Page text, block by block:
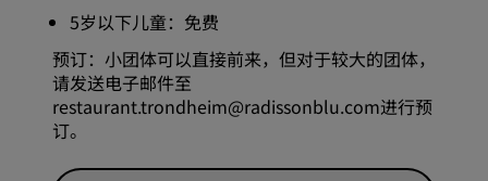
5岁以下儿童：免费
预订：小团体可以直接前来，但对于较大的团体，
请发送电子邮件至
restaurant.trondheim@radissonblu.com进行预
订。